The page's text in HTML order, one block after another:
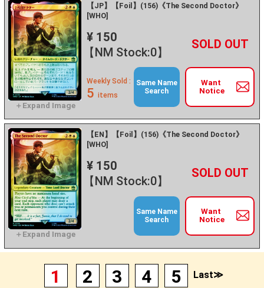
【JP】【Foil】(156)《The Second Doctor》
[WHO]
¥ 150
【NM Stock:0】
－ +
Want
Notice
Weekly Sold :
5 items
Same Name
Search
【EN】【Foil】(156)《The Second Doctor》
[WHO]
¥ 150
【NM Stock:0】
－ +
Want
Notice
Same Name
Search
1 2 3 4 5 Last≫